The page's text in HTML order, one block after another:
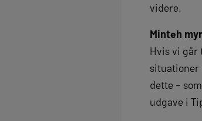
videre.
Minteh
Hvis vi går
situationer
dette –
udgave i